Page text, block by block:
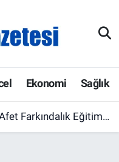
Ekonomi Sağlık
Eğitimi Verildi